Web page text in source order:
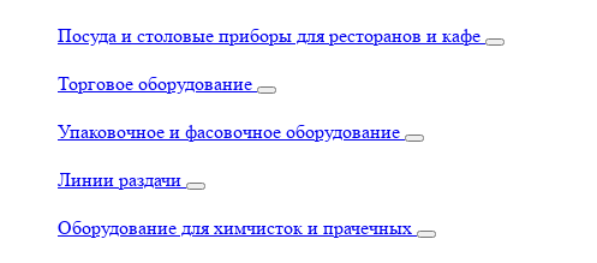
Посуда и столовые приборы для ресторанов и кафе
Торговое оборудование
Упаковочное и фасовочное оборудование
Линии раздачи
Оборудование для химчисток и прачечных